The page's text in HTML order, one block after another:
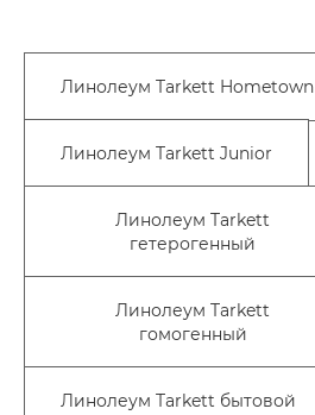
Линолеум Tarkett Hometown
Линолеум Tarkett Junior
Линолеум Tarkett
гетерогенный
Линолеум Tarkett
гомогенный
Линолеум Tarkett бытовой